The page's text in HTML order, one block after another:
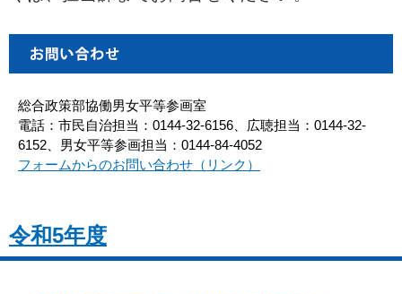
総合政策部協働男女平等参画室
電話：市民自治担当：0144-32-6156、広聴担当：0144-32-
6152、男女平等参画担当：0144-84-4052
フォームからのお問い合わせ（リンク）
令和5年度